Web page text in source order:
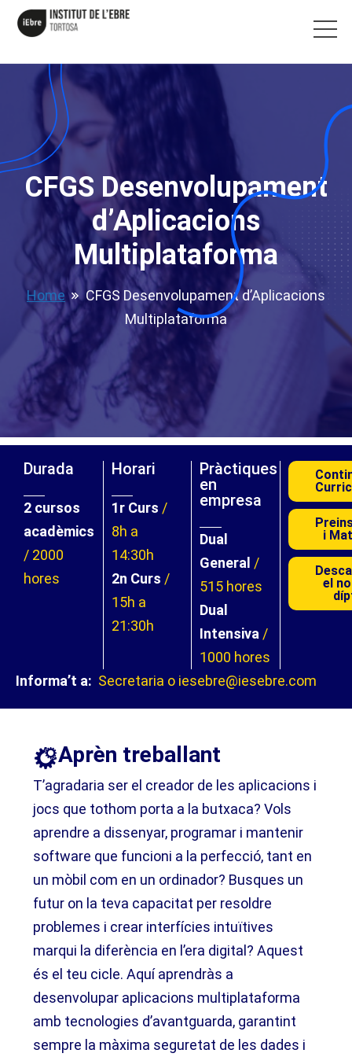
CFGS Desenvolupament
d’Aplicacions
Multiplataforma
Home
CFGS Desenvolupament d’Aplicacions
Multiplataforma
Durada
2 cursos
acadèmics
/ 2000
hores
Horari
1r Curs /
8h a
14:30h
2n Curs /
15h a
21:30h
Pràctiques
en
empresa
Dual
General /
515 hores
Dual
Intensiva/
1000 hores
i
el
Informa’t a: Secretaria o iesebre@iesebre.com
Aprèn treballant​
T’agradaria ser el creador de les aplicacions i
jocs que tothom porta a la butxaca? Vols
aprendre a dissenyar, programar i mantenir
software que funcioni a la perfecció, tant en
un mòbil com en un ordinador? Busques un
futur on la teva capacitat per resoldre
problemes i crear interfícies intuïtives
marqui la diferència en l’era digital? Aquest
és el teu cicle. Aquí aprendràs a
desenvolupar aplicacions multiplataforma
amb tecnologies d’avantguarda, garantint
sempre la màxima seguretat de les dades i